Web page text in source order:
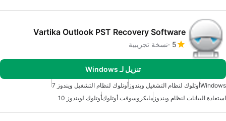
Vartika Outlook PST Recovery Software
5 نسخة تجريبية
تنزيل لـ Windows
Windowsأوتلوك لنظام التشغيل ويندوز أوتلوك لنظام التشغيل ويندوز 7
استعادة البيانات لنظام ويندوز مايكروسوفت أوتلوكأوتلوك لويندوز 10